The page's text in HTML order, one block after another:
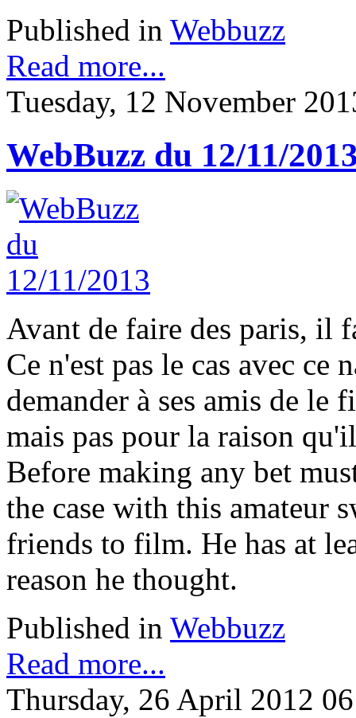
Published in Webbuzz
Read more...
Tuesday, 12 November
WebBuzz du 12/11/
Avant de faire des paris, il
Ce n'est pas le cas avec
demander à ses amis de le
mais pas pour la raison
Before making any bet
the case with this amateur
friends to film. He has at
reason he thought.
Published in Webbuzz
Read more...
Thursday, 26 April 2012